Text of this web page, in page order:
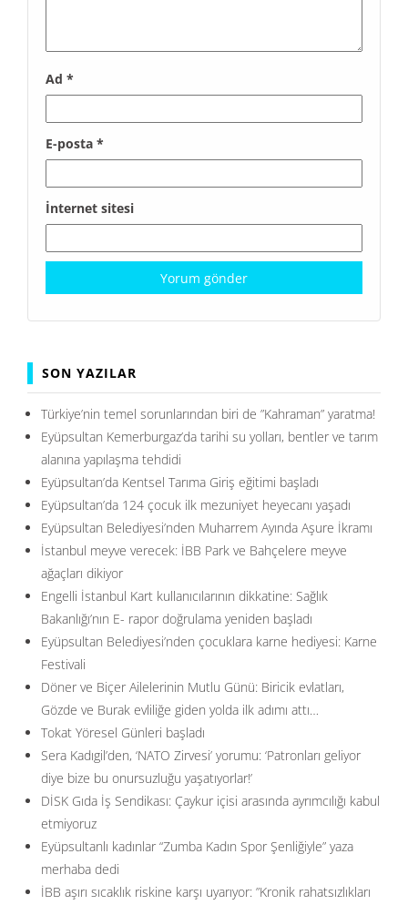
Ad *
E-posta *
İnternet sitesi
SON YAZILAR
Türkiye’nin temel sorunlarından biri de ”Kahraman” yaratma!
Eyüpsultan Kemerburgaz’da tarihi su yolları, bentler ve tarım
alanına yapılaşma tehdidi
Eyüpsultan’da Kentsel Tarıma Giriş eğitimi başladı
Eyüpsultan’da 124 çocuk ilk mezuniyet heyecanı yaşadı
Eyüpsultan Belediyesi’nden Muharrem Ayında Aşure İkramı
İstanbul meyve verecek: İBB Park ve Bahçelere meyve
ağaçları dikiyor
Engelli İstanbul Kart kullanıcılarının dikkatine: Sağlık
Bakanlığı’nın E- rapor doğrulama yeniden başladı
Eyüpsultan Belediyesi’nden çocuklara karne hediyesi: Karne
Festivali
Döner ve Biçer Ailelerinin Mutlu Günü: Biricik evlatları,
Gözde ve Burak evliliğe giden yolda ilk adımı attı…
Tokat Yöresel Günleri başladı
Sera Kadıgil’den, ‘NATO Zirvesi’ yorumu: ‘Patronları geliyor
diye bize bu onursuzluğu yaşatıyorlar!’
DİSK Gıda İş Sendikası: Çaykur içisi arasında ayrımcılığı kabul
etmiyoruz
Eyüpsultanlı kadınlar “Zumba Kadın Spor Şenliğiyle” yaza
merhaba dedi
İBB aşırı sıcaklık riskine karşı uyarıyor: ”Kronik rahatsızlıkları